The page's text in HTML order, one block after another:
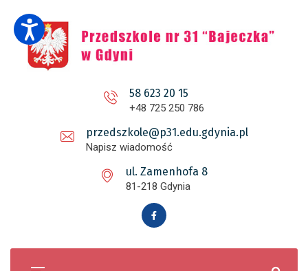
58 623 20 15
+48 725 250 786
przedszkole@p31.edu.gdynia.pl
Napisz wiadomość
ul. Zamenhofa 8
81-218 Gdynia